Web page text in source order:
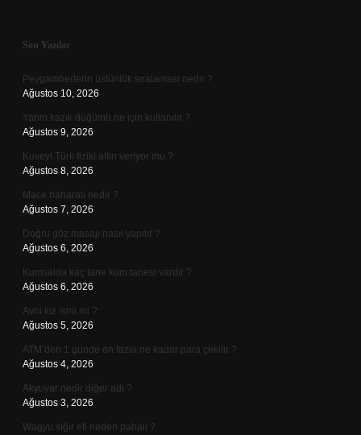
Sidebar
Son Yazılar
Peygamberlerin üstünlük sıralaması nedir ?
Ağustos 10, 2026
Yarım kazık düğümü ne için kullanılır ?
Ağustos 9, 2026
Kuveyt Türk fiziki altın veriyor mu ?
Ağustos 8, 2026
Mace baharatı nedir ?
Ağustos 7, 2026
Doğru göz masajı nasıl yapılır ?
Ağustos 6, 2026
Kumsalda kaç tane kum tanesi vardır ?
Ağustos 6, 2026
Avni kız ismi mi ?
Ağustos 5, 2026
ATM’den 1 günde en fazla ne kadar para çekilir ?
Ağustos 4, 2026
Akyuvar nedir diğer adı ?
Ağustos 3, 2026
Wagyu sığır eti neden pahalı ?